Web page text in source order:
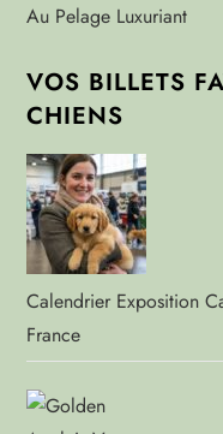
Au Pelage Luxuriant
VOS BILLETS
CHIENS
Calendrier Exposition
France